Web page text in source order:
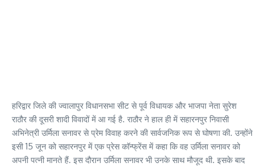
हरिद्वार जिले की ज्वालापुर विधानसभा सीट से पूर्व विधायक और भाजपा नेता सुरेश
राठौर की दूसरी शादी विवादों में आ गई है. राठौर ने हाल ही में सहारनपुर निवासी
अभिनेत्री उर्मिला सनावर से प्रेम विवाह करने की सार्वजनिक रूप से घोषणा की. उन्होंने
इसी 15 जून को सहारनपुर में एक प्रेस कॉन्फ्रेंस में कहा कि वह उर्मिला सनावर को
अपनी पत्नी मानते हैं. इस दौरान उर्मिला सनावर भी उनके साथ मौजूद थी. इसके बाद